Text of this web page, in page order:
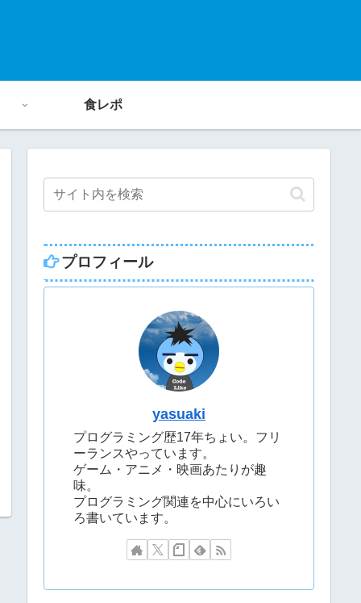
食レポ
プロフィール
yasuaki
プログラミング歴17年ちょい。フリ
ーランスやっています。
ゲーム・アニメ・映画あたりが趣
味。
プログラミング関連を中心にいろい
ろ書いています。